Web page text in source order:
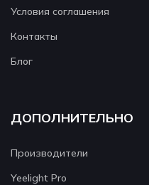
Условия соглашения
Контакты
Блог
ДОПОЛНИТЕЛЬНО
Производители
Yeelight Pro